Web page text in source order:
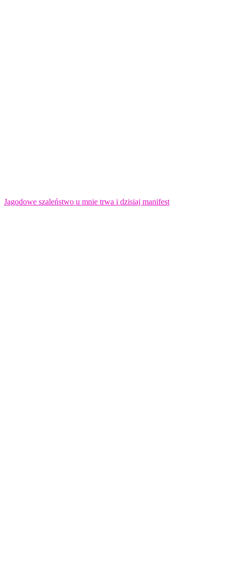
Jagodowe szaleństwo u mnie trwa i dzisiaj manifest